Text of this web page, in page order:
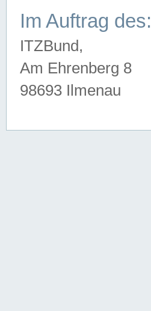
Im Auftrag des:
ITZBund,
Am Ehrenberg 8
98693 Ilmenau